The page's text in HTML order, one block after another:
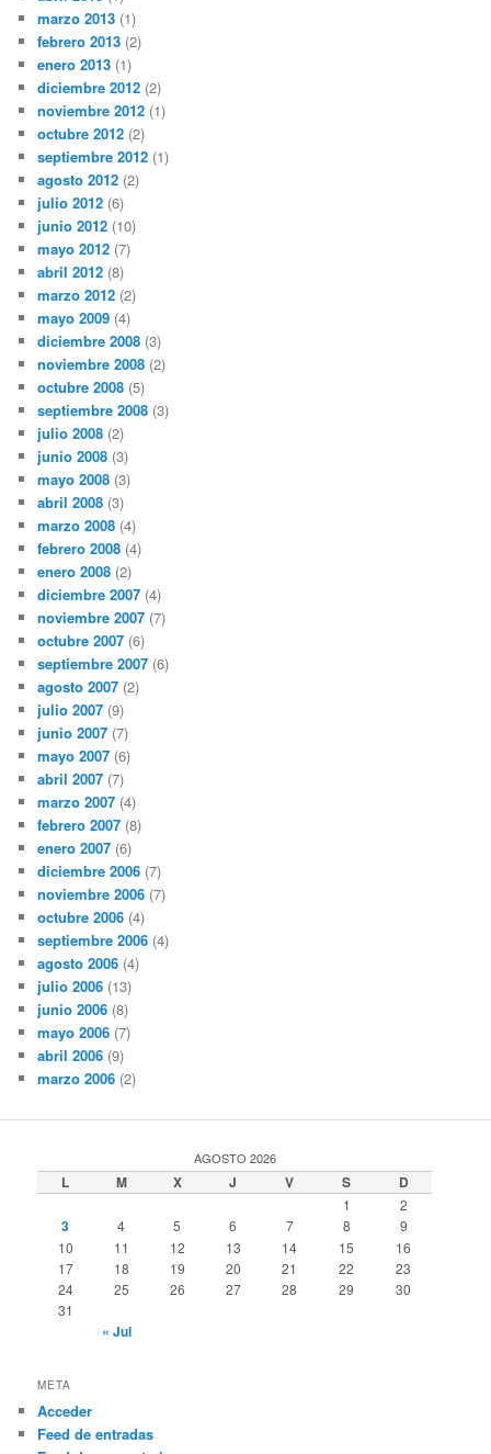
marzo 2013 (1)
febrero 2013 (2)
enero 2013 (1)
diciembre 2012 (2)
noviembre 2012 (1)
octubre 2012 (2)
septiembre 2012 (1)
agosto 2012 (2)
julio 2012 (6)
junio 2012 (10)
mayo 2012 (7)
abril 2012 (8)
marzo 2012 (2)
mayo 2009 (4)
diciembre 2008 (3)
noviembre 2008 (2)
octubre 2008 (5)
septiembre 2008 (3)
julio 2008 (2)
junio 2008 (3)
mayo 2008 (3)
abril 2008 (3)
marzo 2008 (4)
febrero 2008 (4)
enero 2008 (2)
diciembre 2007 (4)
noviembre 2007 (7)
octubre 2007 (6)
septiembre 2007 (6)
agosto 2007 (2)
julio 2007 (9)
junio 2007 (7)
mayo 2007 (6)
abril 2007 (7)
marzo 2007 (4)
febrero 2007 (8)
enero 2007 (6)
diciembre 2006 (7)
noviembre 2006 (7)
octubre 2006 (4)
septiembre 2006 (4)
agosto 2006 (4)
julio 2006 (13)
junio 2006 (8)
mayo 2006 (7)
abril 2006 (9)
marzo 2006 (2)
AGOSTO 2026
L M X J V S D
1 2
3 4 5 6 7 8
9
10
11 12 13 14 15
16
17
18 19 20 21 22
23
24
25 26 27 28 29
30
31
« Jul
META
Acceder
Feed de entradas